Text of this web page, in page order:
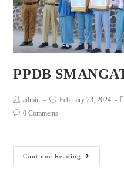
PPDB
admin February 23, 2024
0 Comments
Continue Reading